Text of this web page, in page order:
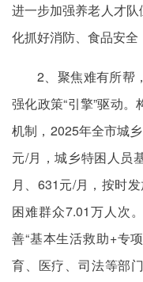
进一步加强养老人才
化抓好消防、食品安全
2、聚焦难有所帮
强化政策“引擎”驱动
机制，2025年全市城
元/月，城乡特困人员
月、631元/月，按时
困难群众7.01万人次
善“基本生活救助+专
育、医疗、司法等部